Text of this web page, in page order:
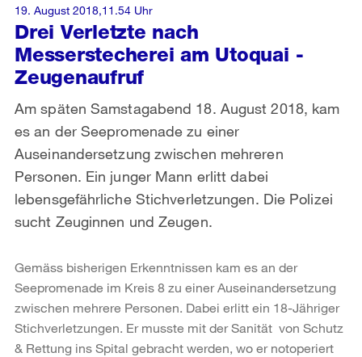
Drei Verletzte nach
Messerstecherei am Utoquai -
Zeugenaufruf
Am späten Samstagabend 18. August 2018, kam
es an der Seepromenade zu einer
Auseinandersetzung zwischen mehreren
Personen. Ein junger Mann erlitt dabei
lebensgefährliche Stichverletzungen. Die Polizei
sucht Zeuginnen und Zeugen.
19. August 2018,11.54 Uhr
Gemäss bisherigen Erkenntnissen kam es an der
Seepromenade im Kreis 8 zu einer Auseinandersetzung
zwischen mehrere Personen. Dabei erlitt ein 18-Jähriger
Stichverletzungen. Er musste mit der Sanität von Schutz
& Rettung ins Spital gebracht werden, wo er notoperiert